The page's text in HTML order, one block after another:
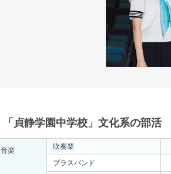
「貞静学園中学校」文化系の部活
音楽 吹奏楽
ブラスバンド